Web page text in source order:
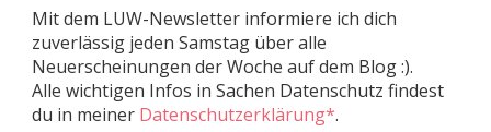
Mit dem LUW-Newsletter informiere ich dich
zuverlässig jeden Samstag über alle
Neuerscheinungen der Woche auf dem Blog :).
Alle wichtigen Infos in Sachen Datenschutz findest
du in meiner Datenschutzerklärung*.